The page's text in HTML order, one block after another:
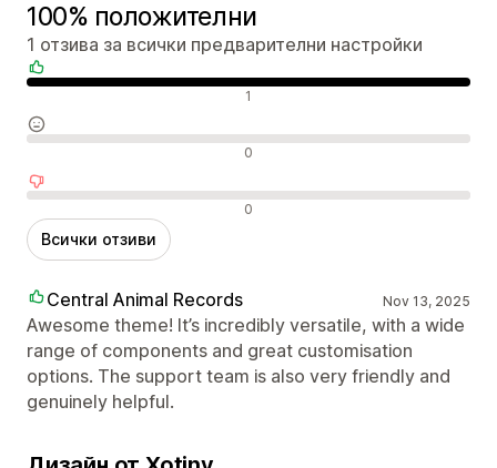
100% положителни
1 отзива за всички предварителни настройки
1
0
0
Всички отзиви
Central Animal Records Nov 13, 2025
Awesome theme! It’s incredibly versatile, with a wide
range of components and great customisation
options. The support team is also very friendly and
genuinely helpful.